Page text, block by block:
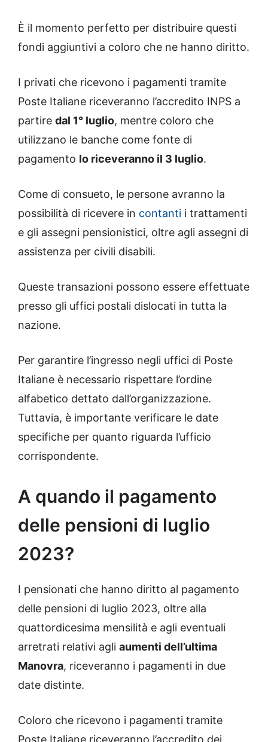
È il momento perfetto per distribuire questi
fondi aggiuntivi a coloro che ne hanno diritto.
I privati ​​che ricevono i pagamenti tramite
Poste Italiane riceveranno l’accredito INPS a
partire dal 1° luglio, mentre coloro che
utilizzano le banche come fonte di
pagamento lo riceveranno il 3 luglio.
Come di consueto, le persone avranno la
possibilità di ricevere in contanti i trattamenti
e gli assegni pensionistici, oltre agli assegni di
assistenza per civili disabili.
Queste transazioni possono essere effettuate
presso gli uffici postali dislocati in tutta la
nazione.
Per garantire l’ingresso negli uffici di Poste
Italiane è necessario rispettare l’ordine
alfabetico dettato dall’organizzazione.
Tuttavia, è importante verificare le date
specifiche per quanto riguarda l’ufficio
corrispondente.
A quando il pagamento
delle pensioni di luglio
2023?
I pensionati che hanno diritto al pagamento
delle pensioni di luglio 2023, oltre alla
quattordicesima mensilità e agli eventuali
arretrati relativi agli aumenti dell’ultima
Manovra, riceveranno i pagamenti in due
date distinte.
Coloro che ricevono i pagamenti tramite